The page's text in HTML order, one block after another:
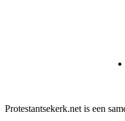
Protestantsekerk.net is een